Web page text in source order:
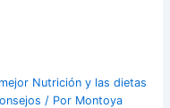
Nutrición y las dietas
/ Por Montoya